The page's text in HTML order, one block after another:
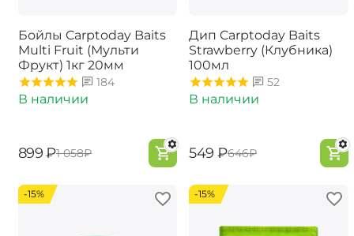
Бойлы Carptoday Baits
Multi Fruit (Мульти
Фрукт) 1кг 20мм
184
В наличии
‍899‍ ₽‍1 058‍₽
Дип Carptoday Baits
Strawberry (Клубника)
100мл
52
В наличии
‍549‍ ₽‍646‍₽
-15% -15%